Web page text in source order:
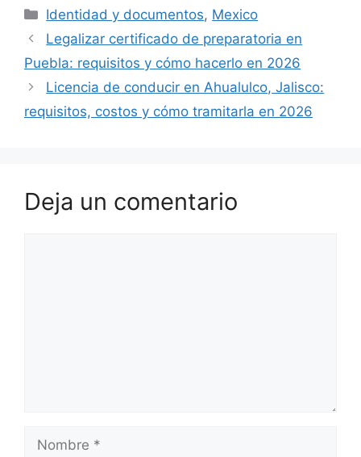
Categorías
Identidad y documentos, Mexico
Legalizar certificado de preparatoria en
Puebla: requisitos y cómo hacerlo en 2026
Licencia de conducir en Ahualulco, Jalisco:
requisitos, costos y cómo tramitarla en 2026
Deja un comentario
Nombre